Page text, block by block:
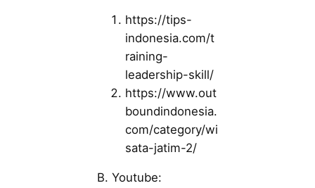
https://tips-
indonesia.com/t
raining-
leadership-skill/
https://www.out
boundindonesia.
com/category/wi
sata-jatim-2/
B. Youtube: